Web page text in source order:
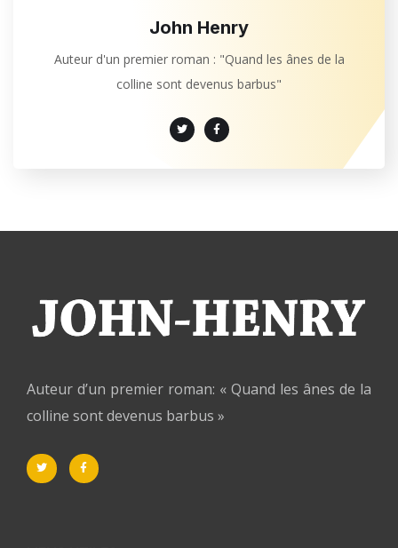
John Henry
Auteur d'un premier roman : "Quand les ânes de la
colline sont devenus barbus"
Auteur d’un premier roman: « Quand les ânes de la
colline sont devenus barbus »